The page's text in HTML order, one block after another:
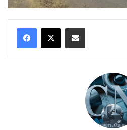
Compartir por correo electrónico